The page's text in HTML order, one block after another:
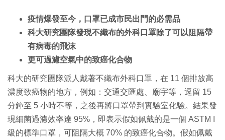
疫情爆發至今，口罩已成市民出門的必需品
科大研究團隊發現不織布的外科口罩除了可以阻隔帶
有病毒的飛沫
更可過濾空氣中的致癌化合物
科大的研究團隊派人戴著不織布外科口罩，在 11 個排放高
濃度致癌物的地方，例如：交通交匯處、廟宇等，逗留 15
分鐘至 5 小時不等，之後再將口罩帶到實驗室化驗。結果發
現細菌過濾效率達 95%，即表示假如佩戴的是一個 ASTM I
級的標準口罩，可阻隔大概 70% 的致癌化合物。假如佩戴